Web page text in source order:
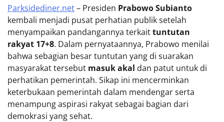
Parksidediner.net– Presiden Prabowo Subianto
kembali menjadi pusat perhatian publik setelah
menyampaikan pandangannya terkaittuntutan
rakyat 17+8. Dalam pernyataannya, Prabowo menilai
bahwa sebagian besar tuntutan yang di suarakan
masyarakat tersebut masuk akal dan patut untuk di
perhatikan pemerintah. Sikap ini mencerminkan
keterbukaan pemerintah dalam mendengar serta
menampung aspirasi rakyat sebagai bagian dari
demokrasi yang sehat.